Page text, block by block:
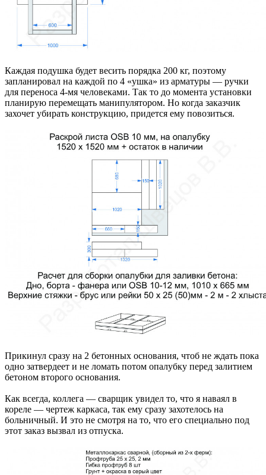
Каждая подушка будет весить порядка 200 кг, поэтому
запланировал на каждой по 4 «ушка» из арматуры — ручки
для переноса 4-мя человеками. Так то до момента установки
планирую перемещать манипулятором. Но когда заказчик
захочет убирать конструкцию, придется ему повозиться.
Прикинул сразу на 2 бетонных основания, чтоб не ждать пока
одно затвердеет и не ломать потом опалубку перед залитием
бетоном второго основания.
Как всегда, коллега — сварщик увидел то, что я наваял в
кореле — чертеж каркаса, так ему сразу захотелось на
больничный. И это не смотря на то, что его специально под
этот заказ вызвал из отпуска.